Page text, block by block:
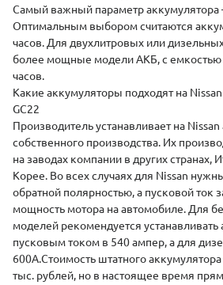
Самый важный параметр аккумулятора
Оптимальным выбором считаются
часов. Для двухлитровых или
более мощные модели АКБ, с емкостью
часов.
Какие аккумуляторы подходят на
GC22
Производитель устанавливает на
собственного производства. Их
на заводах компании в других
Корее. Во всех случаях для Nissan
обратной полярностью, а пусковой ток
мощность мотора на автомобиле. Для
моделей рекомендуется устанавливать
пусковым током в 540 ампер, а для
600А.Стоимость штатного
тыс. рублей, но в настоящее время